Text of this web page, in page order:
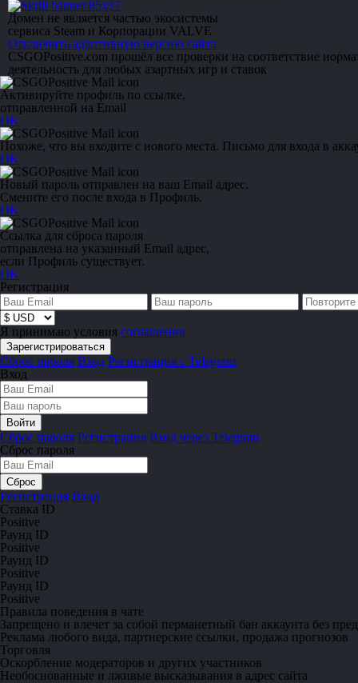
Домен не является частью экосистемы
сервиса Steam и Корпорации VALVE
Отключить адаптивную версию сайта
CSGOPositive.com прошёл все проверки на соответствие
деятельность для любых азартных игр и ставок
Активируйте профиль по ссылке,
отправленной на Email
OK
Похоже, что вы входите с нового места. Письмо для входа в
OK
Новый пароль отправлен на ваш Email адрес.
Смените его после входа в Профиль.
OK
Ссылка для сброса пароля
отправлена на указанный Email адрес,
если Профиль существует.
OK
Регистрация
Я принимаю условия соглашения
Сброс пароля Вход Регистрация с Telegram
Вход
Сброс пароля Регистрация Вход через Telegram
Сброс пароля
Регистрация Вход
Ставка ID
Positive
Раунд ID
Positive
Раунд ID
Positive
Раунд ID
Positive
Правила поведения в чате
Запрещено и влечет за собой перманетный бан аккаунта без
Реклама любого вида, партнерские ссылки, продажа прогнозов
Торговля
Оскорбление модераторов и других участников
Необоснованные и лживые высказывания в адрес сайта